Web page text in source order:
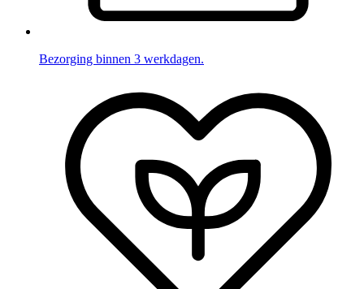
Bezorging binnen 3 werkdagen.